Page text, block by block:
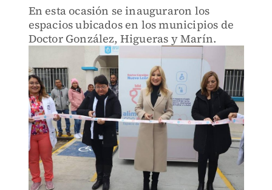
En esta ocasión se inauguraron los
espacios ubicados en los municipios de
Doctor González, Higueras y Marín.